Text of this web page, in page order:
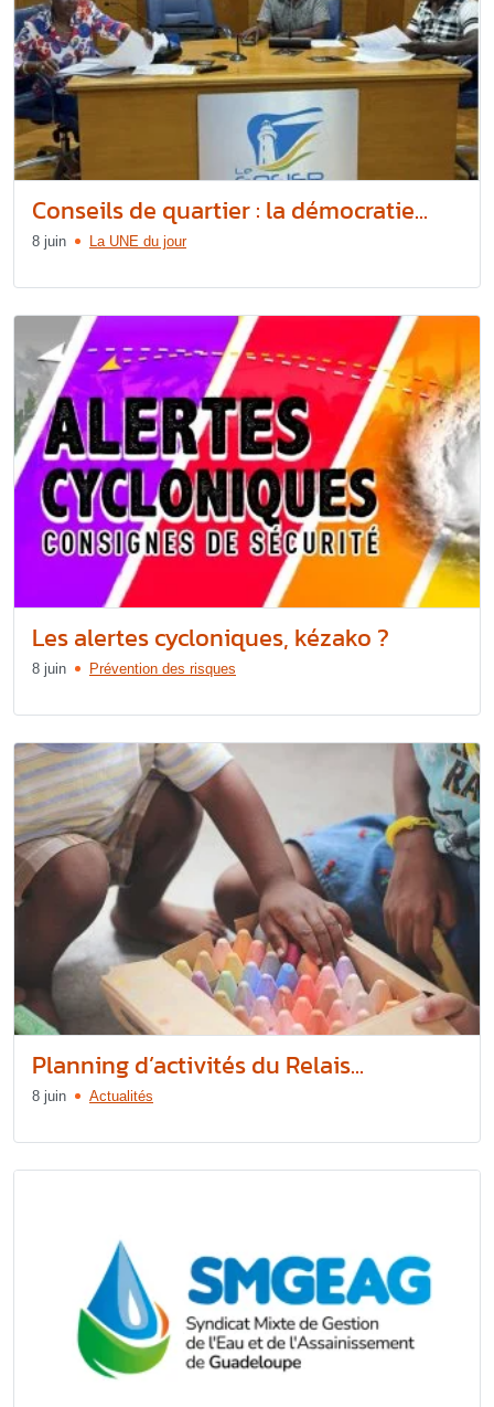
Conseils de quartier : la démocratie...
8 juin La UNE du jour
Les alertes cycloniques, kézako ?
8 juin Prévention des risques
Planning d’activités du Relais...
8 juin Actualités